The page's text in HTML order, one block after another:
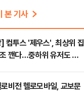
본 기사
컴투스 '제우스', 최상위 집
깬다…중하위 유저도 품
비전 헬로모바일, 교보문